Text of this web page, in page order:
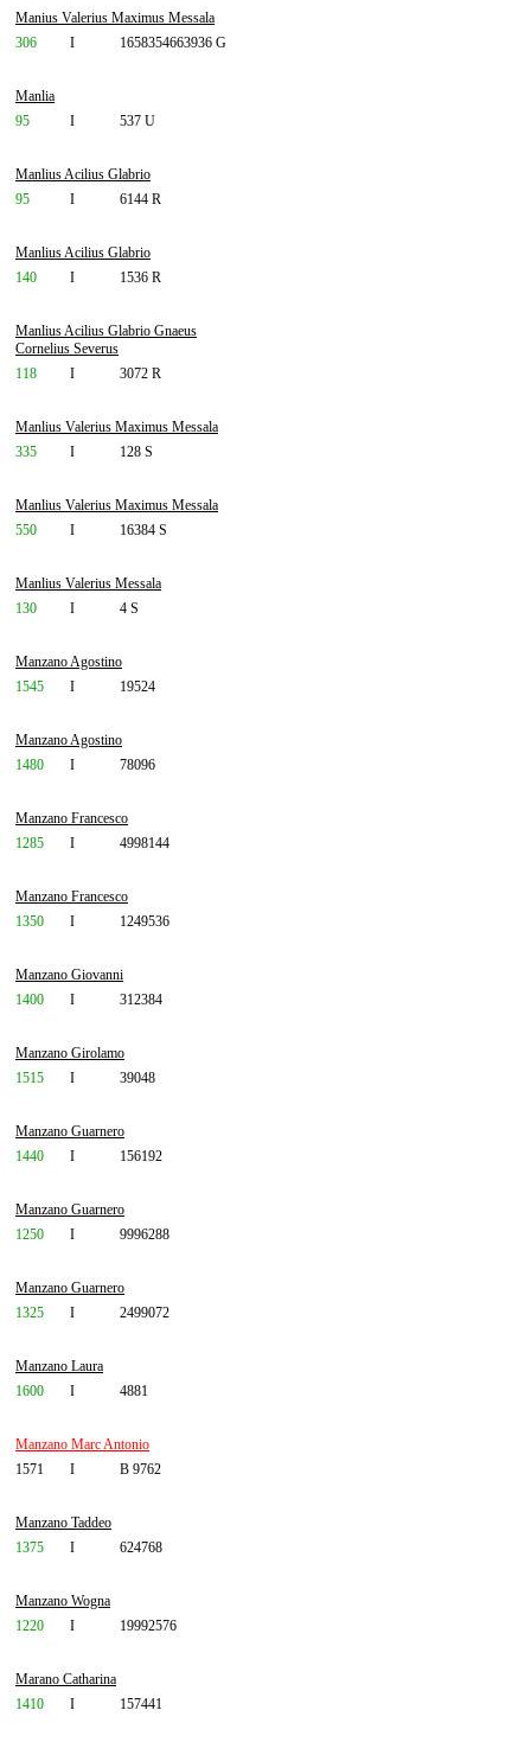
Manius Valerius Maximus Messala
306
I 1658354663936 G
Manlia
95
I 537 U
Manlius Acilius Glabrio
95
I 6144 R
Manlius Acilius Glabrio
140
I 1536 R
Manlius Acilius Glabrio Gnaeus
Cornelius Severus
118
I 3072 R
Manlius Valerius Maximus Messala
335
I 128 S
Manlius Valerius Maximus Messala
550
I 16384 S
Manlius Valerius Messala
130
I 4 S
Manzano Agostino
1545
I 19524
Manzano Agostino
1480
I 78096
Manzano Francesco
1285
I 4998144
Manzano Francesco
1350
I 1249536
Manzano Giovanni
1400
I 312384
Manzano Girolamo
1515
I 39048
Manzano Guarnero
1440
I 156192
Manzano Guarnero
1250
I 9996288
Manzano Guarnero
1325
I 2499072
Manzano Laura
1600
I 4881
Manzano Marc Antonio
1571
I B 9762
Manzano Taddeo
1375
I 624768
Manzano Wogna
1220
I 19992576
Marano Catharina
1410
I 157441